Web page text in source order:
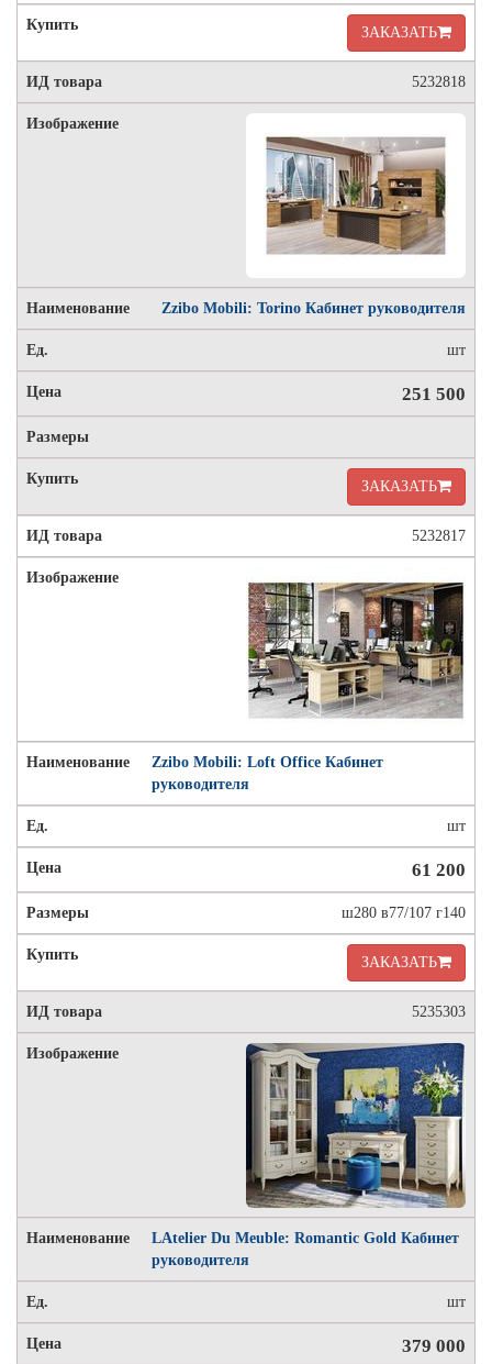
ЗАКАЗАТЬ
5232818
Zzibo Mobili: Torino Кабинет руководителя
шт
251 500
ЗАКАЗАТЬ
5232817
Zzibo Mobili: Loft Office Кабинет
руководителя
шт
61 200
ш280 в77/107 г140
ЗАКАЗАТЬ
5235303
LAtelier Du Meuble: Romantic Gold Кабинет
руководителя
шт
379 000